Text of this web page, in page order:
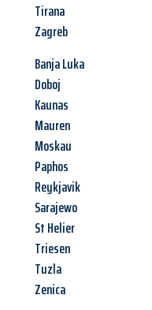
Tirana
Zagreb
Banja Luka
Doboj
Kaunas
Mauren
Moskau
Paphos
Reykjavik
Sarajewo
St Helier
Triesen
Tuzla
Zenica